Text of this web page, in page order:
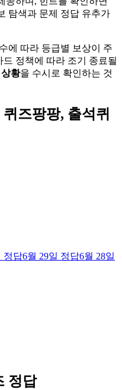
탐색과 문제 정답 유추가
에 따라 등급별 보상이 주
정책에 따라 조기 종료될
황을 수시로 확인하는 것
즈팡팡, 출석퀴
정답6월 29일 정답6월 28일
정답